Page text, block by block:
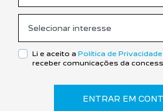
Li e aceito a Política de Privacidade
receber comunicações da
ENTRAR EM